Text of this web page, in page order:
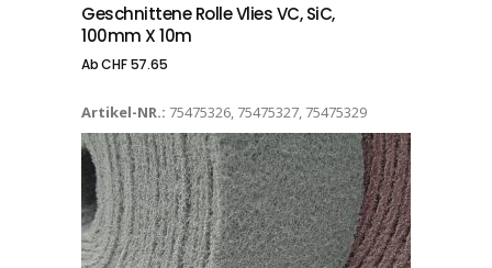
Geschnittene Rolle Vlies VC, SiC,
100mm X 10m
AbCHF57.65
Artikel-NR.: 75475326, 75475327, 75475329